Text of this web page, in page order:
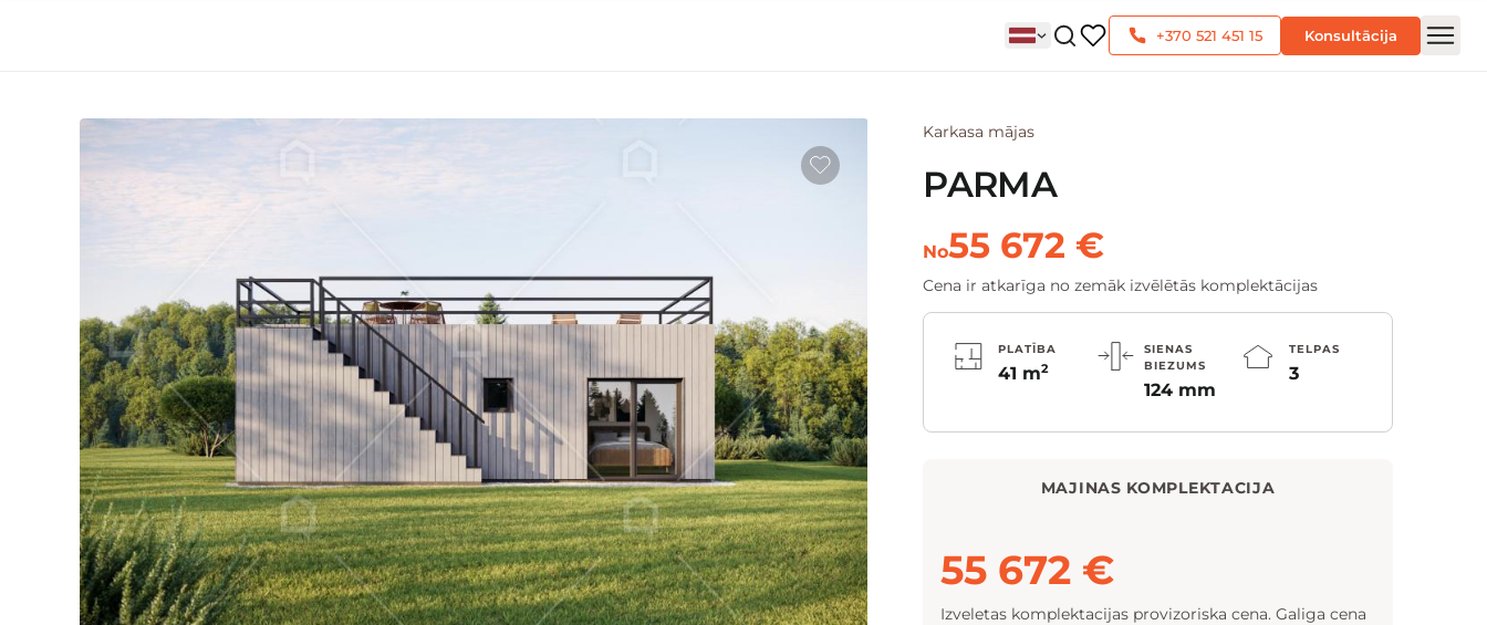
+370 521 451 15 Konsultācija
Karkasa mājas
PARMA
No55 672 €
Cena ir atkarīga no zemāk izvēlētās komplektācijas
PLATĪBA
41 m2
SIENAS
BIEZUMS
124 mm
TELPAS
3
MAJINAS KOMPLEKTACIJA
55 672 €
Izveletas komplektacijas provizoriska cena. Galiga cena